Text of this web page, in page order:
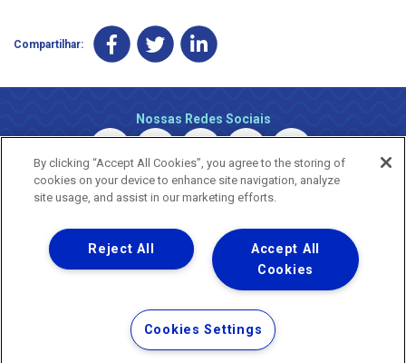
Compartilhar:
Nossas Redes Sociais
Copyright © 2026 - Todos os Direitos Reservados.
Nossa natureza movimenta a vida
Termos Gerais de Uso de Sites e Aplicativos
Política de Privacidade e Proteção de Dados
By clicking “Accept All Cookies”, you agree to the storing of
cookies on your device to enhance site navigation, analyze
site usage, and assist in our marketing efforts.
Accept All
Cookies
Reject All
Cookies Settings